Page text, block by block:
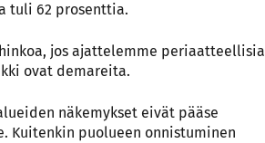
tuli 62 prosenttia.
jos ajattelemme periaatteellisia
ovat demareita.
näkemykset eivät pääse
Kuitenkin puolueen onnistuminen